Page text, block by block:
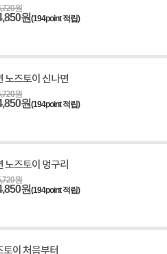
원
원(194point 적립)
노즈토이 신나면
원
원(194point 적립)
노즈토이 멍구리
원
원(194point 적립)
이 처음부터